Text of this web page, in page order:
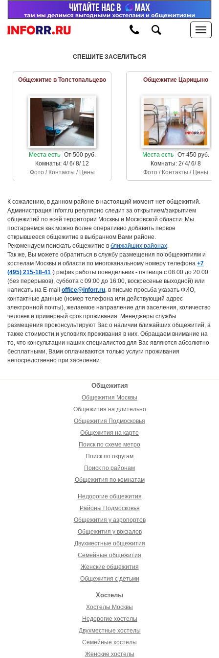
СПЕШИТЕ ЗАСЕЛИТЬСЯ
Общежитие в Толстопальцево
Места есть От 500 руб.
Комнаты: 4/ 6/ 8/ 12
Фото / Контакты / Цены
Общежитие Царицыно
Места есть От 450 руб.
Комнаты: 2/ 4/ 6/ 8
Фото / Контакты / Цены
К сожалению, в данном районе в настоящий момент нет общежитий.
Администрация inforr.ru регулярно следит за открытием/закрытием
общежитий по всей территории Москвы и Московской области. Мы
постараемся как можно более оперативно добавить первое
открывшееся общежитие в выбранном Вами районе.
Рекомендуем поискать общежитие в ближайших районах
Так же, Вы можете обратиться в службу размещения по общежитиям и
хостелам Москвы и области по многоканальному номеру телефона +7
(495) 215-18-41 (график работы понедельник - пятница с 08:00 до 20:00
(без перерывов), суббота с 09:00 до 16:00, воскресенье выходной) или
написать на E-mail office@inforr.ru , в письме просьба указать ФИО,
контактные данные (номер телефона или действующий адрес
электронной почты), желаемое направление для заселения, количество
человек и примерный срок проживания. Менеджеры службы
размещения проконсультируют Вас о наличии ближайших общежитий, а
также стоимости и условиях проживания в них. Обращаем внимание на
то, что консультации наших специалистов для Вас являются абсолютно
бесплатными, Вами оплачиваются только услуги проживания
непосредственно при заселении.
Общежития
Общежития Москвы
Общежития на длительно
Общежития Подмосковья
Общежития на карте
Поиск по схеме метро
Поиск по округам
Поиск по районам
Общежития по комнатам
Недорогие общежития
Районы Подмосковья
Общежития у аэропортов
Общежития у вокзалов
Двухместные общежития
Семейные общежития
Женские общежития
Общежития с детьми
Хостелы
Хостелы Москвы
Недорогие хостелы
Двухместные хостелы
Семейные хостелы
Женские хостелы